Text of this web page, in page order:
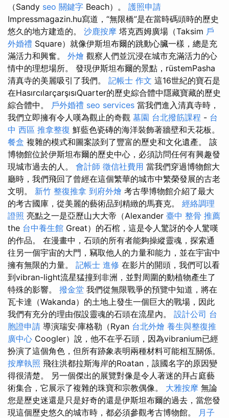
（Sandy seo 關鍵字 Beach）。 護照申請
Impressmagazin.hu寫道，“無限橋”是在當時碼頭時的歷史
悠久的地方建造的。 沙鹿按摩 塔克西姆廣場（Taksim 戶
外婚禮 Square）就像伊斯坦布爾的跳動心臟一樣，總是充
滿活力和興奮。 外燴 觀察人們並沉浸在城市充滿活力的心
情中的理想場所。 發現伊斯坦布爾的景點，rüstemPasha
清真寺的美麗吸引了我們。 記帳士 作文 這16世紀的寶石是
在HasırcılarçarşısıQuarter的歷史綜合體中隱藏寶藏的歷史
綜合體中。 戶外婚禮 seo services 當我們進入清真寺時，
我們立即擁有令人嘆為觀止的奇觀 墓園 台北撥筋課程 - 台
中 西區 推拿整復 鮮藍色瓷磚的海洋裝飾著牆壁和天花板。
餐盒 複雜的模式和圖案談到了豐富的歷史和文化遺產。 該
博物館位於伊斯坦布爾的歷史中心，必須訪問任何有興趣發
現城市過去的人。 會計師 徵信社費用 當我們穿過博物館大
廳時，我們飛回了曾經在這個繁華的城市中繁榮發展的古老
文明。 新竹 整復推拿 到府外燴 考古學博物館介紹了最大
的考古國庫，從美麗的藝術品到精緻的馬賽克。 經絡調理
證照 亮點之一是亞歷山大大帝（Alexander 臺中 整骨 推薦
the 台中養生館 Great）的石棺，這是令人驚訝的令人驚嘆
的作品。 在漫畫中，石頭的所有者能夠操縱靈魂，探索通
往另一個宇宙的大門，竊取他人的力量和能力，並在宇宙中
擁有無限的力量。 記帳士 進修 在影片的開頭，我們可以看
到vibran-light流星猛撞到非洲，並對周圍的動植物產生了
特殊的影響。 撥金堂 我們從無限戰爭的預覽中知道，將在
瓦卡達（Wakanda）的土地上發生一個巨大的戰場，因此
我們有充分的理由假設靈魂的石頭在流星內。 設計公司 台
胞證申請 導演瑞安·庫格勒（Ryan 台北外燴 養生與整復推
廣中心 Coogler）說，他不在乎石頭，因為vibranium已經
扮演了這個角色，但所有跡象表明兩種材料可能相互關係。
按摩執照 飛往洪都拉斯海岸的Roatan，該國名字的原因變
得很清楚。 另一個傑出的展覽對像是令人著迷的拜占庭藝
術集合，它展示了複雜的珠寶和宗教偶像。 大雅按摩 無論
您是歷史迷還是只是好奇的還是伊斯坦布爾的過去，當您發
現這個歷史悠久的城市時，都必須參觀考古博物館。 月子